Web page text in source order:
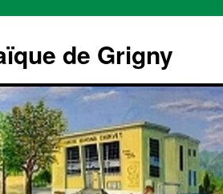
de Grigny